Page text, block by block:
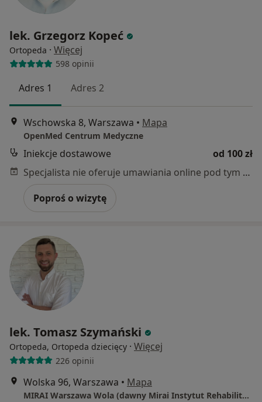
lek. Grzegorz Kopeć
Ortopeda · Więcej
598 opinii
Adres 1 Adres 2
Wschowska 8, Warszawa • Mapa
OpenMed Centrum Medyczne
Iniekcje dostawowe
od 100 zł
Specjalista nie oferuje umawiania online pod tym adresem.
Poproś o wizytę
lek. Tomasz Szymański
Ortopeda, Ortopeda dziecięcy · Więcej
226 opinii
Wolska 96, Warszawa • Mapa
MIRAI Warszawa Wola (dawny Mirai Instytut Rehabilitacji)